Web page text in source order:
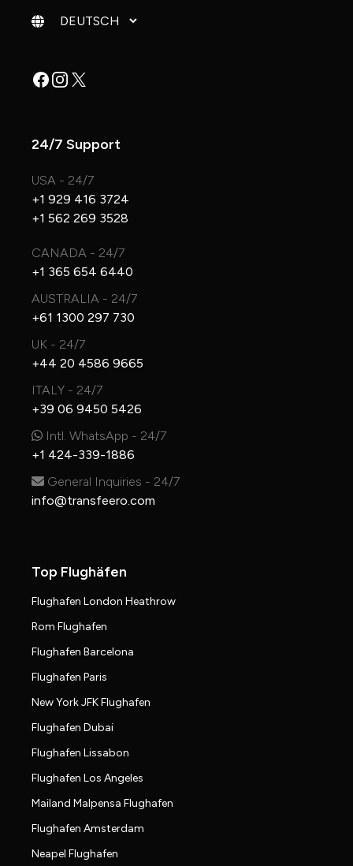
Sprache ändern
Facebook
Instagram
X
24/7 Support
USA - 24/7
+1 929 416 3724
+1 562 269 3528
CANADA - 24/7
+1 365 654 6440
AUSTRALIA - 24/7
+61 1300 297 730
UK - 24/7
+44 20 4586 9665
ITALY - 24/7
+39 06 9450 5426
Intl. WhatsApp - 24/7
+1 424-339-1886
General Inquiries - 24/7
info@transfeero.com
Top Flughäfen
Flughafen London Heathrow
Rom Flughafen
Flughafen Barcelona
Flughafen Paris
New York JFK Flughafen
Flughafen Dubai
Flughafen Lissabon
Flughafen Los Angeles
Mailand Malpensa Flughafen
Flughafen Amsterdam
Neapel Flughafen